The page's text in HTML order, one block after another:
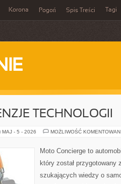
Korona Pogoń Spis Treści Tagi
TECHNOLOGII
MAJ - 5 - 2026 MOŻLIWOŚĆ
Moto Concierge to
który został przygotowany
szukających wiedzy o